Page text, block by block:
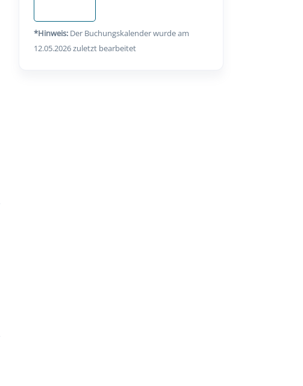
*Hinweis: Der Buchungskalender wurde am
12.05.2026 zuletzt bearbeitet